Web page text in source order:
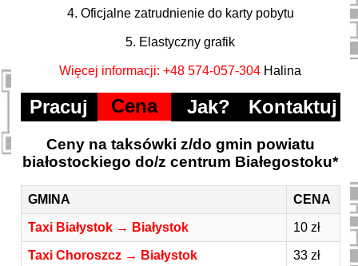
4. Oficjalne zatrudnienie do karty pobytu
5. Elastyczny grafik
Więcej informacji: +48 574-057-304 Halina
Pracuj Cena Jak? Kontaktuj
Ceny na taksówki z/do gmin powiatu
białostockiego do/z centrum Białegostoku*
GMINA CENA
Taxi Białystok → Białystok 10 zł
Taxi Choroszcz → Białystok 33 zł